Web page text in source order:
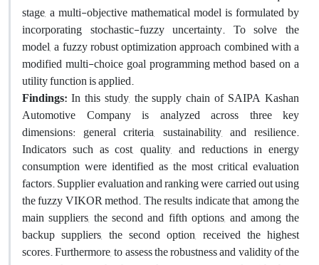
stage, a multi-objective mathematical model is formulated by
incorporating stochastic-fuzzy uncertainty. To solve the
model, a fuzzy robust optimization approach combined with a
modified multi-choice goal programming method based on a
utility function is applied.
Findings: In this study, the supply chain of SAIPA Kashan
Automotive Company is analyzed across three key
dimensions: general criteria, sustainability, and resilience.
Indicators such as cost, quality, and reductions in energy
consumption were identified as the most critical evaluation
factors. Supplier evaluation and ranking were carried out using
the fuzzy VIKOR method. The results indicate that, among the
main suppliers, the second and fifth options, and among the
backup suppliers, the second option, received the highest
scores. Furthermore, to assess the robustness and validity of the